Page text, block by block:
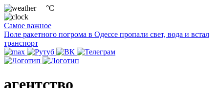
—°C
Самое важное
Поле ракетного погрома в Одессе пропали свет, вода и встал
транспорт
агентство